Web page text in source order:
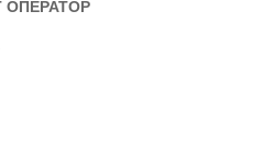
ОПЕРАТОР